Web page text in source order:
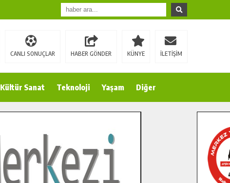
CANLI SONUÇLAR HABER GÖNDER KÜNYE İLETİŞİM
Kültür Sanat Teknoloji Yaşam Diğer